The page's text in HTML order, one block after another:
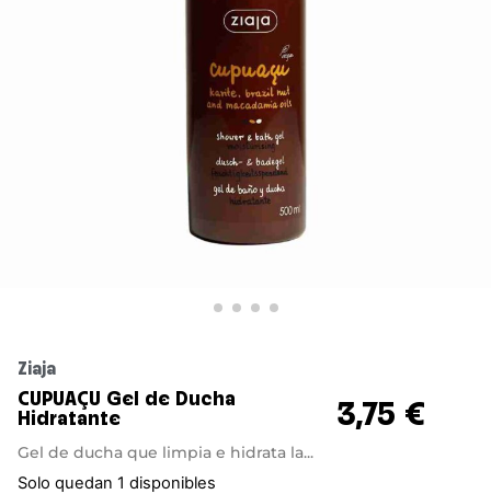
Ziaja
CUPUAÇU Gel de Ducha
Hidratante
Gel de ducha que limpia e hidrata la...
3,75 €
Solo quedan 1 disponibles